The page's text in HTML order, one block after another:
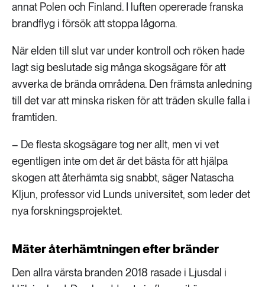
annat Polen och Finland. I luften opererade franska
brandflyg i försök att stoppa lågorna.
När elden till slut var under kontroll och röken hade
lagt sig beslutade sig många skogsägare för att
avverka de brända områdena. Den främsta anledning
till det var att minska risken för att träden skulle falla i
framtiden.
– De flesta skogsägare tog ner allt, men vi vet
egentligen inte om det är det bästa för att hjälpa
skogen att återhämta sig snabbt, säger Natascha
Kljun, professor vid Lunds universitet, som leder det
nya forskningsprojektet.
Mäter återhämtningen efter bränder
Den allra värsta branden 2018 rasade i Ljusdal i